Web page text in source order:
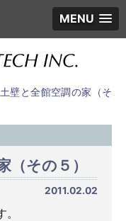
MENU
土壁と全館空調の家（そ
（その５）
2011.02.02